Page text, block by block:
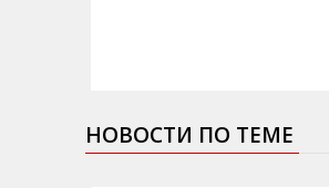
НОВОСТИ ПО ТЕМЕ